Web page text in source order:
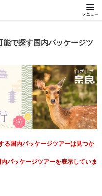
メニュー
で探す国内パッケージツ
る国内パッケージツアーは見つか
パッケージツアーを表示していま